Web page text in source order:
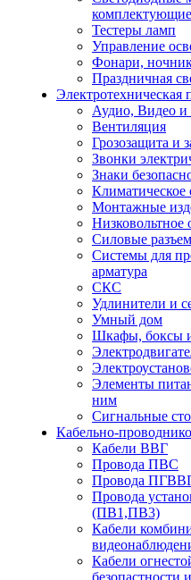
комплектующие
Тестеры ламп
Управление
Фонари,
Праздничная
Электротехническая
Аудио, Видео
Вентиляция
Грозозащита и
Звонки
Знаки
Климатическое
Монтажные
Низковольтное
Силовые
Системы для
арматура
СКС
Удлинители и
Умный дом
Шкафы, боксы
Элементы
ним
Сигнальные
Кабельно-
Кабели ВВГ
Провода ПВС
Провода
Провода
(ПВ1,ПВ3)
Кабели
Кабели
безопастности